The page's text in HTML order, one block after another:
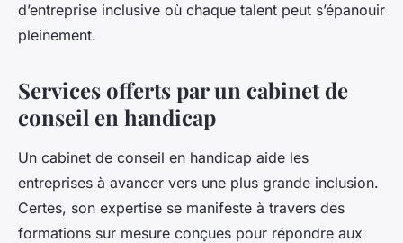
d’entreprise inclusive où chaque talent peut s’épanouir
pleinement.
Services offerts par un cabinet de
conseil en handicap
Un cabinet de conseil en handicap aide les
entreprises à avancer vers une plus grande inclusion.
Certes, son expertise se manifeste à travers des
formations sur mesure conçues pour répondre aux